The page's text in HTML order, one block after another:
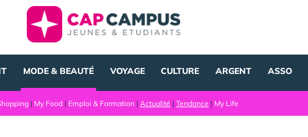
MODE & BEAUTÉ VOYAGE CULTURE ARGENT ASSO
| My Food | Emploi & Formation | Actualité | Tendance | My Life